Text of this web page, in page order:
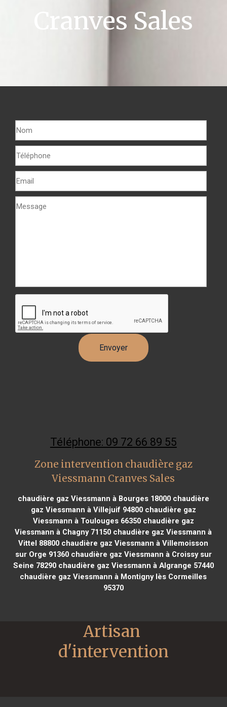
Cranves Sales
Téléphone: 09 72 66 89 55
Zone intervention chaudière gaz
Viessmann Cranves Sales
chaudière gaz Viessmann à Bourges 18000chaudière
gaz Viessmann à Villejuif 94800chaudière gaz
Viessmann à Toulouges 66350chaudière gaz
Viessmann à Chagny 71150 chaudière gaz Viessmann à
Vittel 88800 chaudière gaz Viessmann à Villemoisson
sur Orge 91360chaudière gaz Viessmann à Croissy sur
Seine 78290chaudière gaz Viessmann à Algrange 57440
chaudière gaz Viessmann à Montigny lès Cormeilles
95370
Artisan
d'intervention